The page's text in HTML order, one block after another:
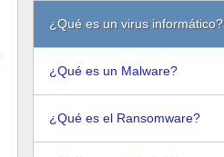
¿Qué es un virus informático?
¿Qué es un Malware?
¿Qué es el Ransomware?